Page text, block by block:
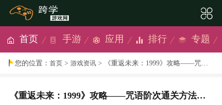
首页 手游 应用 排行 专题
您的位置：首页 >游戏资讯 > 《重返未来：1999》攻略——咒语阶次通关方法详解
《重返未来：1999》攻略——咒语阶次通关方法详解